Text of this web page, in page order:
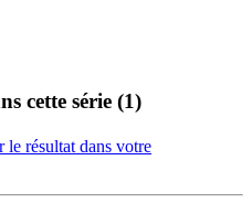
cette série (1)
le résultat dans votre